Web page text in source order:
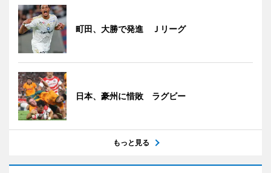
町田、大勝で発進 Ｊリーグ
日本、豪州に惜敗 ラグビー
もっと見る